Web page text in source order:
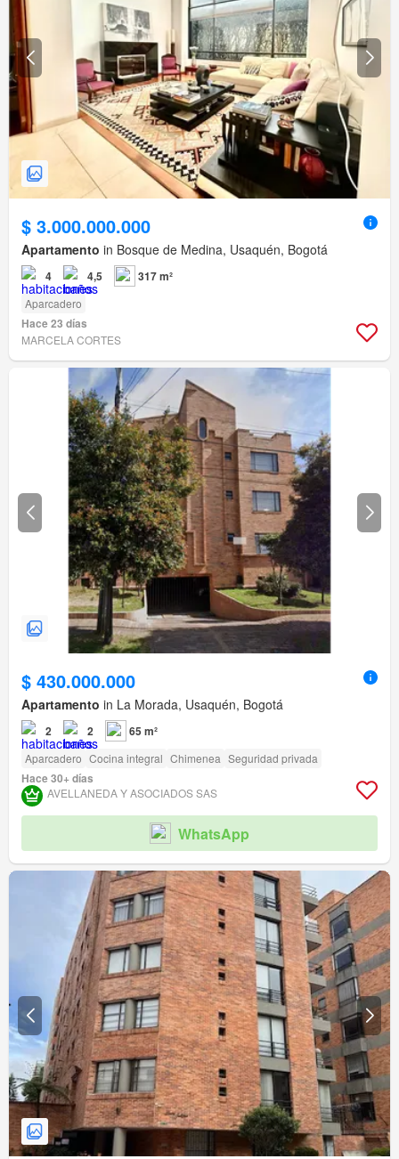
$ 3.000.000.000
Apartamento in Bosque de Medina, Usaquén, Bogotá
4 4,5 317 m²
Aparcadero
Hace 23 días
MARCELA CORTES
$ 430.000.000
Apartamento in La Morada, Usaquén, Bogotá
2 2 65 m²
Aparcadero Cocina integral Chimenea Seguridad privada
Hace 30+ días
AVELLANEDA Y ASOCIADOS SAS
WhatsApp